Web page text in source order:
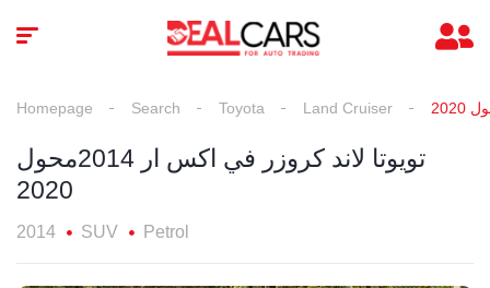
Homepage Search Toyota Land Cruiser
تويوتا لاند كروزر في اكس ار 2014محول
2020
2014 SUV Petrol